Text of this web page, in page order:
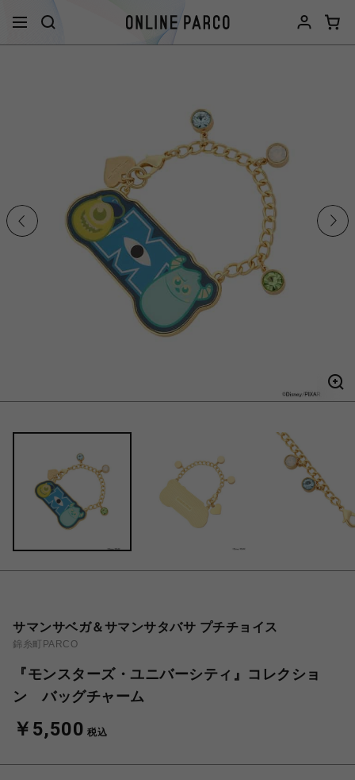
サマンサベガ＆サマンサタバサ プチチョイス
錦糸町PARCO
『モンスターズ・ユニバーシティ』コレクショ
ン バッグチャーム
￥5,500 税込